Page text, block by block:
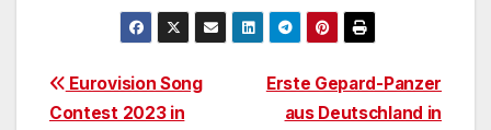
Beitragsnavigation
Erste Gepard-Panzer
aus Deutschland in
Eurovision Song
Contest 2023 in